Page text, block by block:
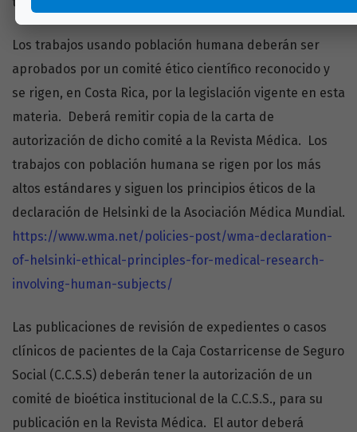
Los trabajos usando población humana deberán ser
aprobados por un comité ético científico reconocido y
se rigen, en Costa Rica, por la legislación vigente en esta
materia. Deberá remitir copia de la carta de
autorización de dicho comité a la Revista Médica. Los
trabajos con población humana se rigen por los más
altos estándares y siguen los principios éticos de la
declaración de Helsinki de la Asociación Médica Mundial.
https://www.wma.net/policies-post/wma-declaration-
of-helsinki-ethical-principles-for-medical-research-
involving-human-subjects/
Las publicaciones de revisión de expedientes o casos
clínicos de pacientes de la Caja Costarricense de Seguro
Social (C.C.S.S) deberán tener la autorización de un
comité de bioética institucional de la C.C.S.S., para su
publicación en la Revista Médica. El autor deberá